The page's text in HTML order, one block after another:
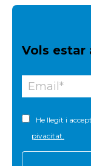
Vols estar
He llegit i
pivacitat.